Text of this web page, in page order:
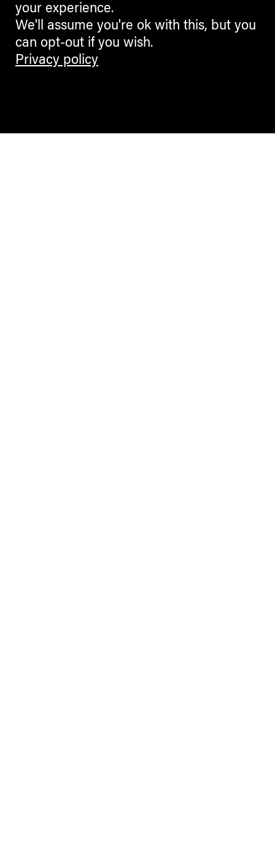
your experience.
We'll assume you're ok with this, but you
can opt-out if you wish.
Privacy policy